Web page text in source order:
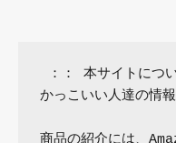
かっこいい人達の情
商品の紹介には、